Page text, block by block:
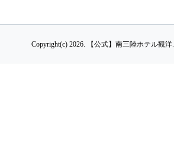
Copyright(c) 2026. 【公式】南三陸ホテル観洋.